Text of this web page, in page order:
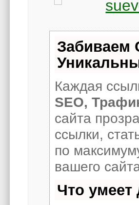
Каждая
SEO,
сайта
ссылки,
по
вашего
Что умеет